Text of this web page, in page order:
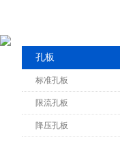
孔板
标准孔板
限流孔板
降压孔板